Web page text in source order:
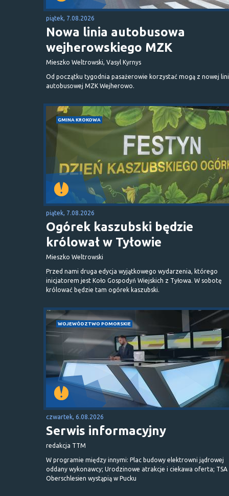
piątek, 7.08.2026
Nowa linia autobusowa
wejherowskiego MZK
Mieszko Weltrowski, Vasyl Kyrnys
Od początku tygodnia pasażerowie korzystać mogą z nowej
autobusowej MZK Wejherowo.
GMINA KROKOWA
piątek, 7.08.2026
Ogórek kaszubski będzie
królował w Tyłowie
Mieszko Weltrowski
Przed nami druga edycja wyjątkowego wydarzenia, którego
inicjatorem jest Koło Gospodyń Wiejskich z Tyłowa. W sobotę
królować będzie tam ogórek kaszubski.
WOJEWÓDZTWO POMORSKIE
czwartek, 6.08.2026
Serwis informacyjny
redakcja TTM
W programie między innymi: Plac budowy elektrowni jądrowej
oddany wykonawcy; Urodzinowe atrakcje i ciekawa oferta; TSA
Oberschlesien wystąpią w Pucku